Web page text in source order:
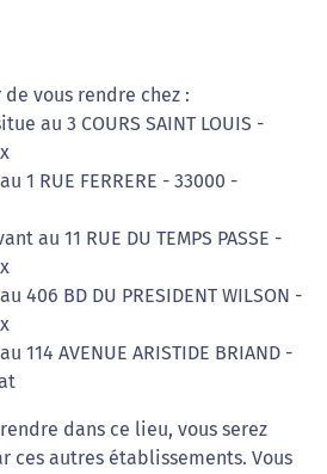
de vous rendre chez :
au 3 COURS SAINT LOUIS -
1 RUE FERRERE - 33000 -
au 11 RUE DU TEMPS PASSE -
406 BD DU PRESIDENT WILSON -
114 AVENUE ARISTIDE BRIAND -
dans ce lieu, vous serez
ces autres établissements. Vous